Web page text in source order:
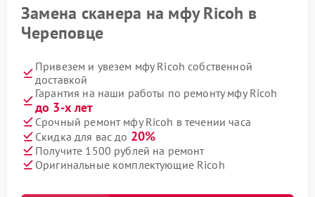
Замена сканера на мфу Ricoh в
Череповце
Привезем и увезем мфу Ricoh собственной
доставкой
Гарантия на наши работы по ремонту мфу Ricoh
до 3-х лет
Срочный ремонт мфу Ricoh в течении часа
Скидка для вас до 20%
Получите 1500 рублей на ремонт
Оригинальные комплектующие Ricoh